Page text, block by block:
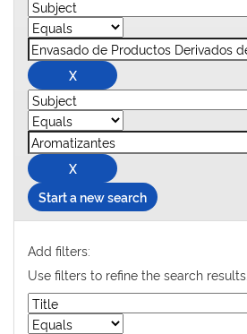
Start a new search
Add filters:
Use filters to refine the search results.